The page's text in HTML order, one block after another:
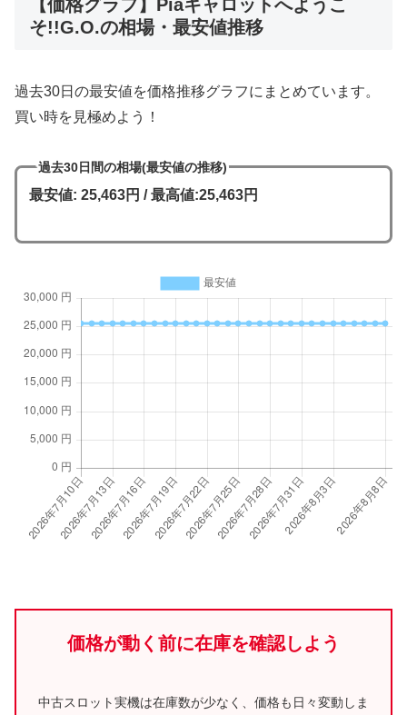
【価格グラフ】Piaキャロットへようこ
そ!!G.O.の相場・最安値推移
過去30日の最安値を価格推移グラフにまとめています。
買い時を見極めよう！
過去30日間の相場(最安値の推移)
最安値: 25,463円 / 最高値:25,463円
価格が動く前に在庫を確認しよう
中古スロット実機は在庫数が少なく、価格も日々変動しま